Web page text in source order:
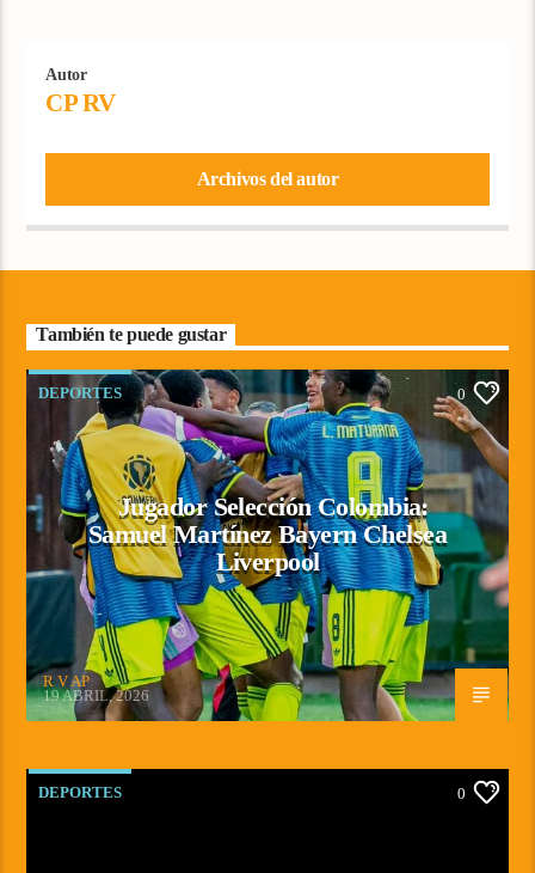
Autor
CP RV
Archivos del autor
También te puede gustar
DEPORTES 0
Jugador Selección Colombia:
Samuel Martínez Bayern Chelsea
Liverpool
R V AP
19 ABRIL, 2026
DEPORTES 0